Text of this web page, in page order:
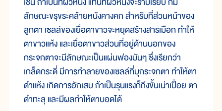
ลักษณะขรุขระคล้ายหนังคางคก สำหรับที่ส่วนหน้าของ
ลูกตา เซลล์ของเยื่อตาขาวจะหยุดสร้างสารเมือก ทำให้
ตาขาวแห้ง และเยื่อตาขาวส่วนที่อยู่ด้านนอกของ
กระจกตาจะมีลักษณะเป็นแผ่นฟองมันๆ ซึ่งเรียกว่า
เกล็ดกระดี่ มีการทำลายของเซลล์ที่บุกระจกตา ทำให้ตา
ดำแห้ง เกิดการอักเสบ ถ้าเป็นรุนแรงก็ถึงขั้นเน่าเปื่อย ตา
ดำทะลุ และมีผลทำให้ตาบอดได้